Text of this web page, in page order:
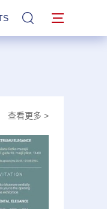
站内搜索
查看更多 >